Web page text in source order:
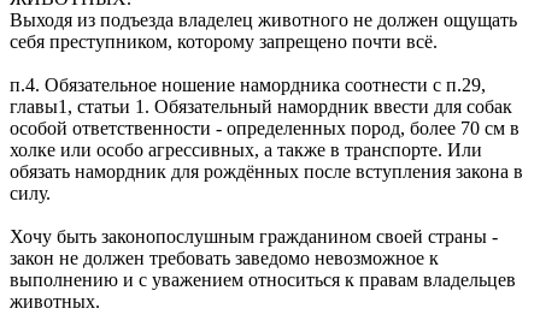
Выходя из подъезда владелец животного не должен ощущать
себя преступником, которому запрещено почти всё.
п.4. Обязательное ношение намордника соотнести с п.29,
главы1, статьи 1. Обязательный намордник ввести для собак
особой ответственности - определенных пород, более 70 см в
холке или особо агрессивных, а также в транспорте. Или
обязать намордник для рождённых после вступления закона в
силу.
Хочу быть законопослушным гражданином своей страны -
закон не должен требовать заведомо невозможное к
выполнению и с уважением относиться к правам владельцев
животных.